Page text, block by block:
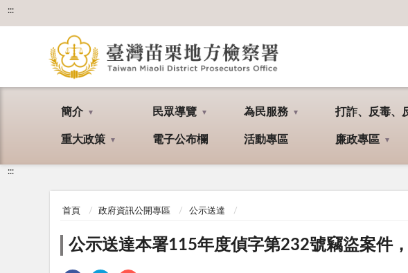
:::
簡介 民眾導覽 為民服務 打詐、反毒、
重大政策 電子公布欄 活動專區 廉政專區
:::
首頁 政府資訊公開專區 公示送達
公示送達本署115年度偵字第232號竊盜案件